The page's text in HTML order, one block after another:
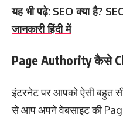
यह भी पढ़े: SEO क्या है?
जानकारी हिंदी में
Page Authority कैसे
इंटरनेट पर आपको ऐसी बहुत
से आप अपने वेबसाइट की